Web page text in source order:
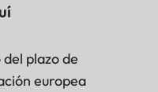
plazo de
europea